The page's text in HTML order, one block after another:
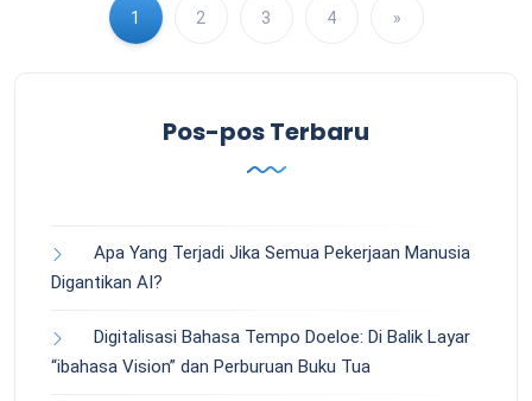
1 2 3 4 »
Pos-pos Terbaru
Apa Yang Terjadi Jika Semua Pekerjaan Manusia
Digantikan AI?
Digitalisasi Bahasa Tempo Doeloe: Di Balik Layar
“ibahasa Vision” dan Perburuan Buku Tua